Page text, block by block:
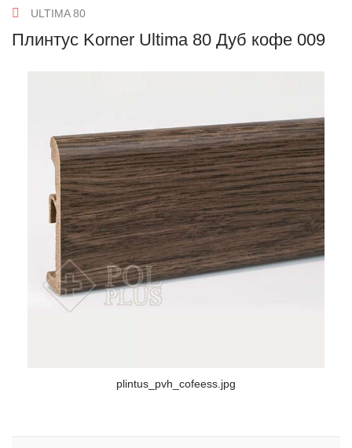
ULTIMA 80
Плинтус Korner Ultima 80 Дуб кофе 009
plintus_pvh_cofeess.jpg